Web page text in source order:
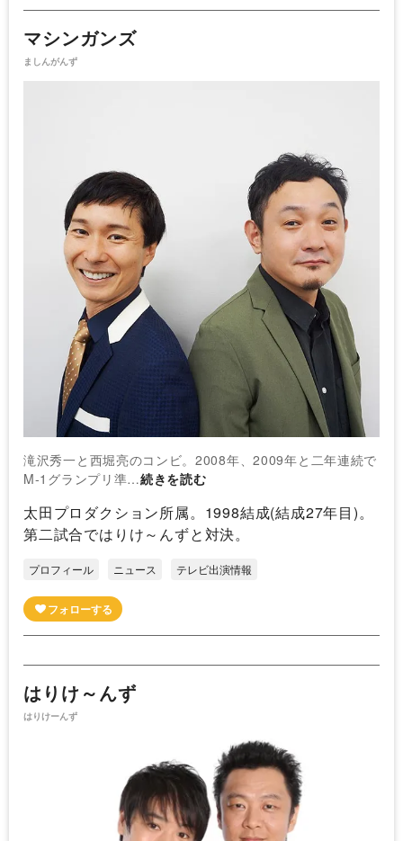
マシンガンズ
ましんがんず
滝沢秀一と西堀亮のコンビ。2008年、2009年と二年連続で
M-1グランプリ準…続きを読む
太田プロダクション所属。1998結成(結成27年目)。
第二試合ではりけ～んずと対決。
プロフィール ニュース テレビ出演情報
はりけ～んず
はりけーんず